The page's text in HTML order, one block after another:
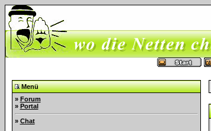
Menü
» Forum
» Portal
» Chat